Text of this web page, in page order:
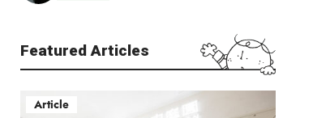
Featured Articles
Article